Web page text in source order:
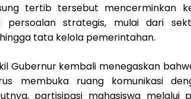
tertib tersebut mencerminkan
persoalan strategis, mulai dari
tata kelola pemerintahan.
Gubernur kembali menegaskan
membuka ruang komunikasi
partisipasi mahasiswa melalui